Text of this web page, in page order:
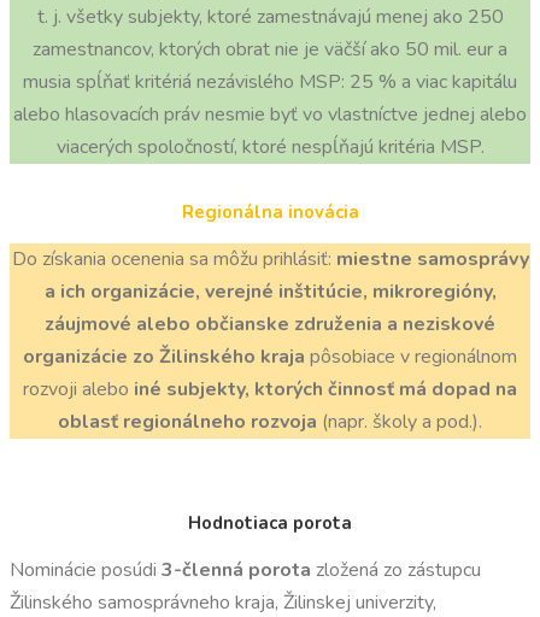
t. j. všetky subjekty, ktoré zamestnávajú menej ako 250
zamestnancov, ktorých obrat nie je väčší ako 50 mil. eur a
musia spĺňať kritériá nezávislého MSP: 25 % a viac kapitálu
alebo hlasovacích práv nesmie byť vo vlastníctve jednej alebo
viacerých spoločností, ktoré nespĺňajú kritéria MSP.
Regionálna inovácia
Do získania ocenenia sa môžu prihlásiť: miestne samosprávy
a ich organizácie, verejné inštitúcie, mikroregióny,
záujmové alebo občianske združenia a neziskové
organizácie zo Žilinského kraja pôsobiace v regionálnom
rozvoji alebo iné subjekty, ktorých činnosť má dopad na
oblasť regionálneho rozvoja (napr. školy a pod.).
Hodnotiaca porota
Nominácie posúdi 3-členná porota zložená zo zástupcu
Žilinského samosprávneho kraja, Žilinskej univerzity,